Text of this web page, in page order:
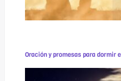
Oración y promesas para dormir